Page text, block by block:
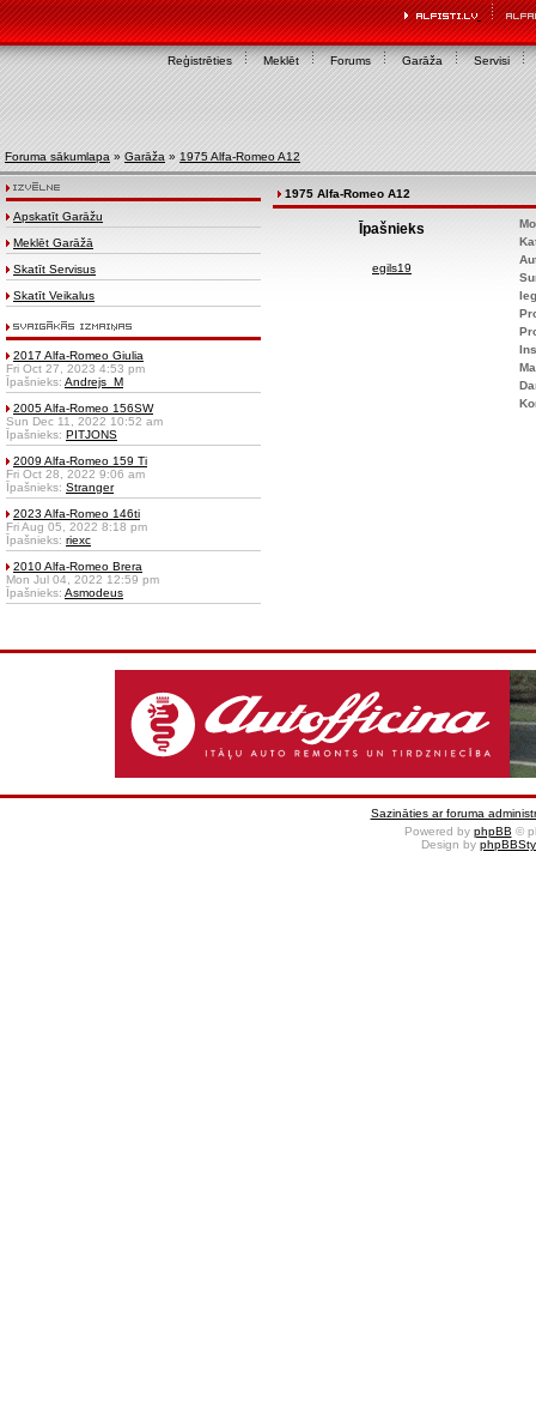
Reģistrēties Meklēt Forums Garāža Servisi
Foruma sākumlapa » Garāža » 1975 Alfa-Romeo A12
Apskatīt Garāžu
Meklēt Garāžā
Skatīt Servisus
Skatīt Veikalus
2017 Alfa-Romeo Giulia
Fri Oct 27, 2023 4:53 pm
Īpašnieks: Andrejs_M
2005 Alfa-Romeo 156SW
Sun Dec 11, 2022 10:52 am
Īpašnieks: PITJONS
2009 Alfa-Romeo 159 Ti
Fri Oct 28, 2022 9:06 am
Īpašnieks: Stranger
2023 Alfa-Romeo 146ti
Fri Aug 05, 2022 8:18 pm
Īpašnieks: riexc
2010 Alfa-Romeo Brera
Mon Jul 04, 2022 12:59 pm
Īpašnieks: Asmodeus
1975 Alfa-Romeo A12
Īpašnieks
egils19
Sazināties ar foruma
Powered by phpBB ©
Design by